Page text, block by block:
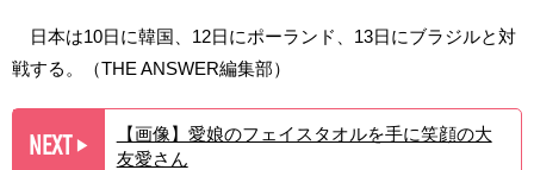
日本は10日に韓国、12日にポーランド、13日にブラジルと対
戦する。（THE ANSWER編集部）
NEXT ▶︎
【画像】愛娘のフェイスタオルを手に笑顔の大
友愛さん